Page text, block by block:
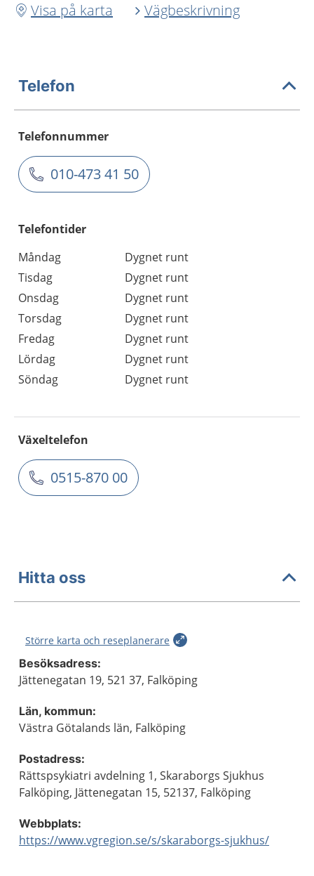
Visa på karta
Vägbeskrivning
Telefon
Telefonnummer
010-473 41 50
Telefontider
Måndag
Dygnet runt
Tisdag
Dygnet runt
Onsdag
Dygnet runt
Torsdag
Dygnet runt
Fredag
Dygnet runt
Lördag
Dygnet runt
Söndag
Dygnet runt
Växeltelefon
0515-870 00
Hitta oss
Större karta och reseplanerare
Besöksadress:
Jättenegatan 19, 521 37, Falköping
Län, kommun:
Västra Götalands län, Falköping
Postadress:
Rättspsykiatri avdelning 1, Skaraborgs Sjukhus
Falköping, Jättenegatan 15, 52137, Falköping
Webbplats:
https://www.vgregion.se/s/skaraborgs-sjukhus/